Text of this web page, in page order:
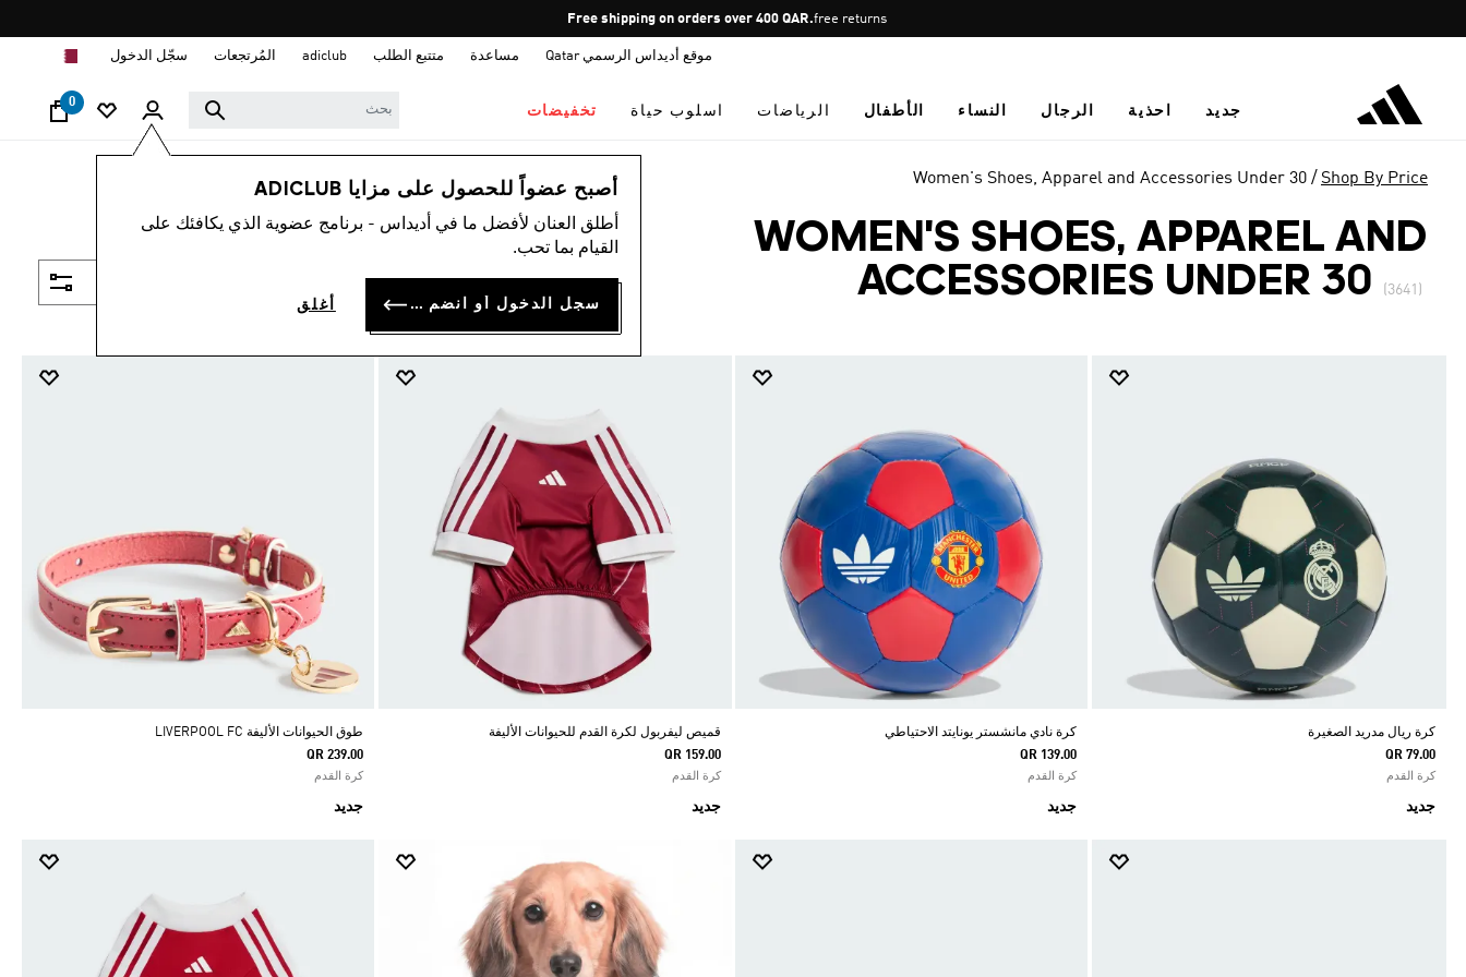
Pause
promotion
free returns
موقع أديداس الرسمي Qatar مساعدة متتبع الطلب adiclub المُرتجعات سجّل الدخول
جديد احذية الرجال النساء الأطفال الرياضات اسلوب حياة تخفيضات
0
أصبح عضواً للحصول على مزايا ADICLUB
أطلق العنان لأفضل ما في أديداس - برنامج عضوية الذي يكافئك على
القيام بما تحب.
سجل الدخول أو انضم الآن أغلق
Shop By Price
Women's Shoes, Apparel and Accessories Under 30
WOMEN'S SHOES, APPAREL AND
ACCESSORIES UNDER 30
(3641)
كرة ريال مدريد الصغيرة
QR 79.00
كرة القدم
جديد
كرة نادي مانشستر يونايتد الاحتياطي
QR 139.00
كرة القدم
جديد
قميص ليفربول لكرة القدم للحيوانات الأليفة
QR 159.00
كرة القدم
جديد
طوق الحيوانات الأليفة LIVERPOOL FC
QR 239.00
كرة القدم
جديد